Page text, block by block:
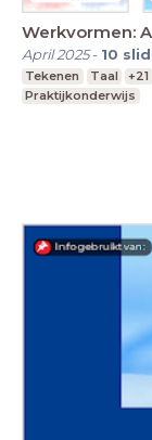
Werkvormen:
April 2025- 10
Tekenen Taal +21
Praktijkonderwijs